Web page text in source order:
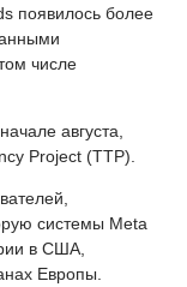
появилось более
числе
августа,
Project (TTP).
системы Meta
в США,
Европы.